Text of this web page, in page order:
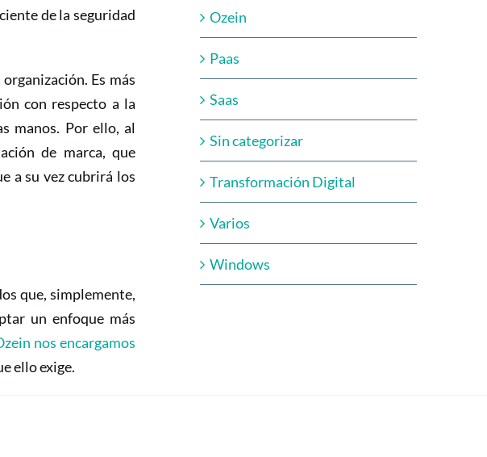
de la seguridad
Es más
con respecto a la
manos. Por ello, al
de marca, que
a su vez cubrirá los
que, simplemente,
un enfoque más
nos encargamos
ello exige.
Ozein
Paas
Saas
Sin categorizar
Transformación Digital
Varios
Windows